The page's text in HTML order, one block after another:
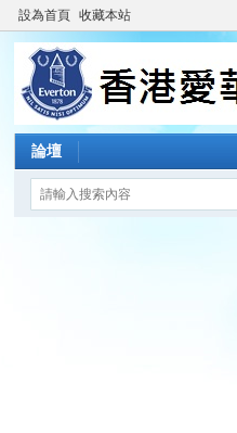
設為首頁 收藏本站
論壇